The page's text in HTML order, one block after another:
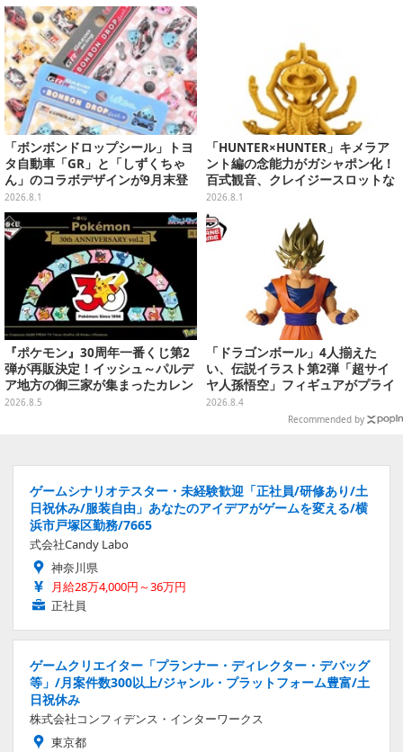
「ボンボンドロップシール」トヨ
タ自動車「GR」と「しずくちゃ
ん」のコラボデザインが9月末登
場！くま吉らも描かれた全4柄
2026.8.1
「HUNTER×HUNTER」キメラア
ント編の念能力がガシャポン化！
百式観音、クレイジースロットな
ど5種類を台座付きでリッチに表
現
2026.8.1
『ポケモン』30周年一番くじ第2
弾が再販決定！イッシュ～パルデ
ア地方の御三家が集まったカレン
ダー、ぬいぐるみなど記念グッズ
2026.8.5
「ドラゴンボール」4人揃えた
い、伝説イラスト第2弾「超サイ
ヤ人孫悟空」フィギュアがプライ
ズ展開！ビッグサイズの「筋斗
雲」エアぐるみも
2026.8.4
Recommended by
ゲームシナリオテスター・未経験歓迎「正社員/研修あり/土
日祝休み/服装自由」あなたのアイデアがゲームを変える/横
浜市戸塚区勤務/7665
式会社Candy Labo
神奈川県
月給28万4,000円～36万円
正社員
ゲームクリエイター「プランナー・ディレクター・デバッグ
等」/月案件数300以上/ジャンル・プラットフォーム豊富/土
日祝休み
株式会社コンフィデンス・インターワークス
東京都